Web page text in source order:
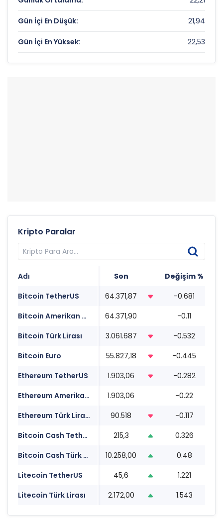
Gün İçi En Düşük: 21,94
Gün İçi En Yüksek: 22,53
Kripto Paralar
Adı Son Değişim %
Bitcoin TetherUS
64.371,87 -0.681
Bitcoin Amerikan Doları
64.371,90 -0.11
Bitcoin Türk Lirası
3.061.687 -0.532
Bitcoin Euro
55.827,18 -0.445
Ethereum TetherUS
1.903,06 -0.282
Ethereum Amerikan Doları
1.903,06 -0.22
Ethereum Türk Lirası
90.518 -0.117
Bitcoin Cash TetherUS
215,3 0.326
Bitcoin Cash Türk Lirası
10.258,00 0.48
Litecoin TetherUS
45,6 1.221
Litecoin Türk Lirası
2.172,00 1.543